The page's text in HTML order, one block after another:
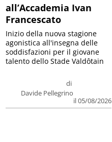
all’Accademia Ivan
Francescato
di
Davide Pellegrino
il 05/08/2026
Inizio della nuova stagione
agonistica all'insegna delle
soddisfazioni per il giovane
talento dello Stade Valdôtain